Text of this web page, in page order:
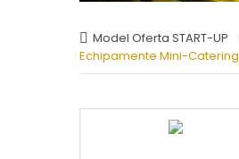
Model Oferta START-UP
Echipamente Mini-Catering